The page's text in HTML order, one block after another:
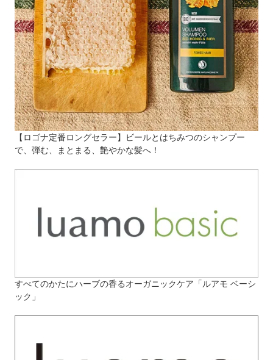
【ロゴナ定番ロングセラー】ビールとはちみつのシャンプー
で、弾む、まとまる、艶やかな髪へ！
すべてのかたにハーブの香るオーガニックケア「ルアモ ベーシ
ック」